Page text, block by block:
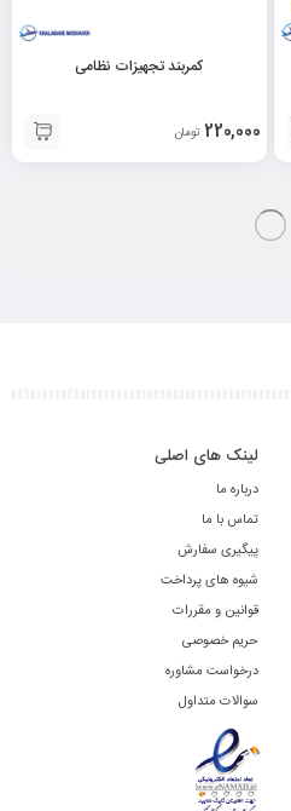
کمربند تجهیزات نظامی
220,000 تومان
1,100,000